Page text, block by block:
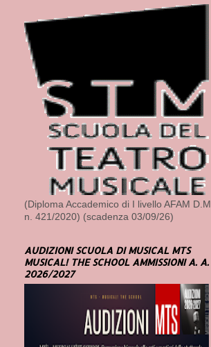
(Diploma Accademico di I livello AFAM D.M.
n. 421/2020) (scadenza 03/09/26)
AUDIZIONI SCUOLA DI MUSICAL MTS
MUSICAL! THE SCHOOL AMMISSIONI A. A.
2026/2027